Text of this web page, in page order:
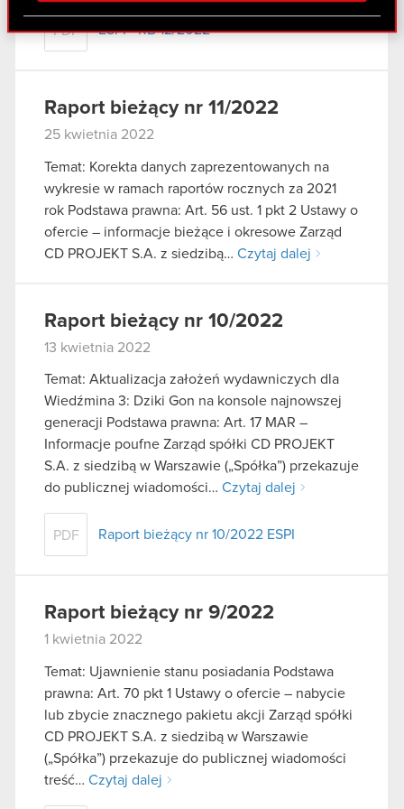
Partnerzy mogą połączyć te informacje z innymi
danymi otrzymanymi od Ciebie lub uzyskanymi
podczas korzystania z ich usług. Kontynuując
używanie plików cookie.
PDF ESPI - RB 12/2022
Raport bieżący nr 11/2022
25 kwietnia 2022
Temat: Korekta danych zaprezentowanych na
wykresie w ramach raportów rocznych za 2021
rok Podstawa prawna: Art. 56 ust. 1 pkt 2 Ustawy o
ofercie – informacje bieżące i okresowe Zarząd
CD PROJEKT S.A. z siedzibą… Czytaj dalej
Raport bieżący nr 10/2022
13 kwietnia 2022
Temat: Aktualizacja założeń wydawniczych dla
Wiedźmina 3: Dziki Gon na konsole najnowszej
generacji Podstawa prawna: Art. 17 MAR –
Informacje poufne Zarząd spółki CD PROJEKT
S.A. z siedzibą w Warszawie („Spółka”) przekazuje
do publicznej wiadomości… Czytaj dalej
PDF Raport bieżący nr 10/2022 ESPI
Raport bieżący nr 9/2022
1 kwietnia 2022
Temat: Ujawnienie stanu posiadania Podstawa
prawna: Art. 70 pkt 1 Ustawy o ofercie – nabycie
lub zbycie znacznego pakietu akcji Zarząd spółki
CD PROJEKT S.A. z siedzibą w Warszawie
(„Spółka”) przekazuje do publicznej wiadomości
treść… Czytaj dalej